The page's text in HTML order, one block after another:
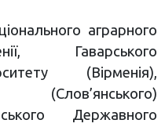
аграрного
Гаварського
(Вірменія),
(Слов’янського)
Державного